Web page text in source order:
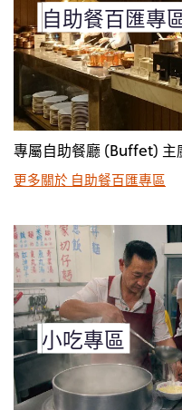
自助餐百匯專
專屬自助餐廳 (Buffet) 主
更多關於 自助餐百匯專區
小吃專區